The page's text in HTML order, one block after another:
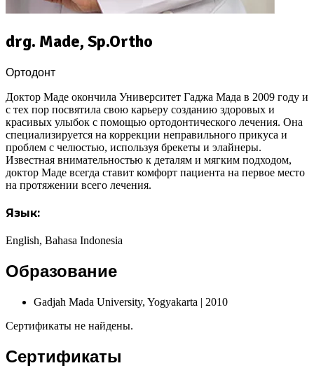
drg. Made, Sp.Ortho
Ортодонт
Доктор Маде окончила Университет Гаджа Мада в 2009 году и
с тех пор посвятила свою карьеру созданию здоровых и
красивых улыбок с помощью ортодонтического лечения. Она
специализируется на коррекции неправильного прикуса и
проблем с челюстью, используя брекеты и элайнеры.
Известная внимательностью к деталям и мягким подходом,
доктор Маде всегда ставит комфорт пациента на первое место
на протяжении всего лечения.
Язык:
English, Bahasa Indonesia
Образование
Gadjah Mada University, Yogyakarta | 2010
Сертификаты не найдены.
Сертификаты